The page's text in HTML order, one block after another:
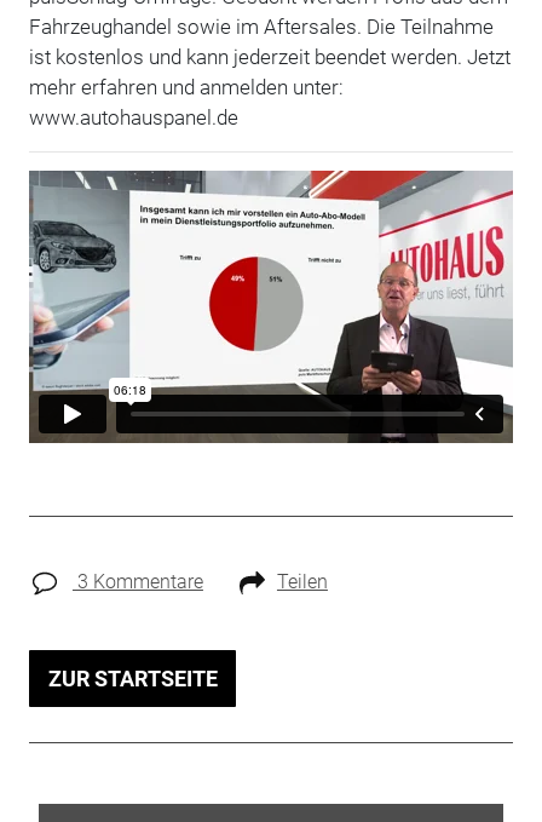
Fahrzeughandel sowie im Aftersales. Die Teilnahme
ist kostenlos und kann jederzeit beendet werden. Jetzt
mehr erfahren und anmelden unter:
www.autohauspanel.de
3 Kommentare Teilen
ZUR STARTSEITE